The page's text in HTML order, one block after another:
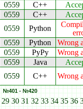
0559 C++
0559 C++
0559 Python
0559 Python
Wrong
0559 PyPy
Wrong
0559 Java
0559 C++
Wrong
№401 - №420
29 30 31 32 33 34 35 36